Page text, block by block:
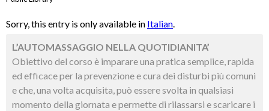
Sorry, this entry is only available in Italian.
L’AUTOMASSAGGIO NELLA QUOTIDIANITA’
Obiettivo del corso è imparare una pratica semplice, rapida
ed efficace per la prevenzione e cura dei disturbi più comuni
e che, una volta acquisita, può essere svolta in qualsiasi
momento della giornata e permette di rilassarsi e scaricare i